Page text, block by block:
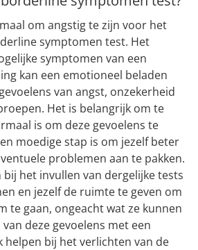
om angstig te zijn voor het
symptomen test. Het
symptomen van een
kan een emotioneel beladen
van angst, onzekerheid
Het is belangrijk om te
is om deze gevoelens te
moedige stap is om jezelf beter
problemen aan te pakken.
het invullen van dergelijke tests
en jezelf de ruimte te geven om
te gaan, ongeacht wat ze kunnen
deze gevoelens met een
helpen bij het verlichten van de